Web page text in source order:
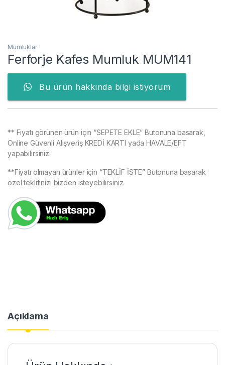
Mumluklar
Ferforje Kafes Mumluk MUM141
Bu ürün hakkında bilgi istiyorum
** Fiyatı görünen ürün için “SEPETE EKLE” Butonuna basarak,
Online Güvenli Alışveriş KREDİ KARTI yada HAVALE/EFT
yapabilirsiniz.
**Fiyatı olmayan ürünler için “TEKLİF İSTE” Butonuna basarak
özel teklifinizi bizden isteyebilirsiniz.
Açıklama